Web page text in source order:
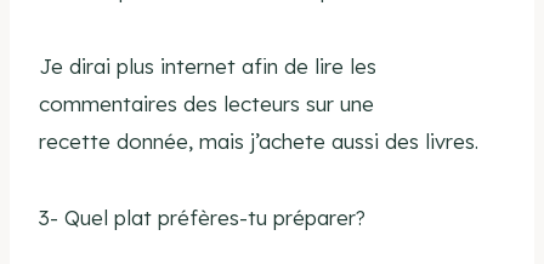
Je dirai plus internet afin de lire les
commentaires des lecteurs sur une
recette donnée, mais j’achete aussi des livres.
3- Quel plat préfères-tu préparer?